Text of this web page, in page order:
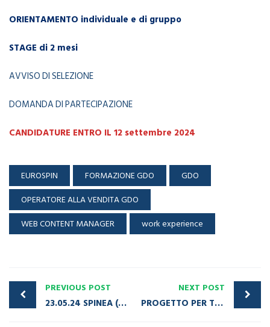
ORIENTAMENTO individuale e di gruppo
STAGE di 2 mesi
AVVISO DI SELEZIONE
DOMANDA DI PARTECIPAZIONE
CANDIDATURE ENTRO IL 12 settembre 2024
EUROSPIN FORMAZIONE GDO
GDO
OPERATORE ALLA VENDITA GDO
WEB CONTENT MANAGER
work experience
PREVIOUS POST
23.05.24 SPINEA (VE) – DIGITAL&GREEN: NUOVE SFIDE PER TUTTI
NEXT POST
PROGETTO PER TECNICO DI AMMINISTRAZIONE E CONTABILITA’ – MESTRE (VE) – SCADENZA 22 LUGLIO